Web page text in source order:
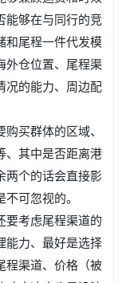
能够在与同行的竞
和尾程一件代发模
外仓位置、尾程渠
况的能力、周边配
买群体的区域、
、其中是否距离港
两个的话会直接影
可忽视的。
要考虑尾程渠道的
能力、最好是选择
程渠道、价格（被